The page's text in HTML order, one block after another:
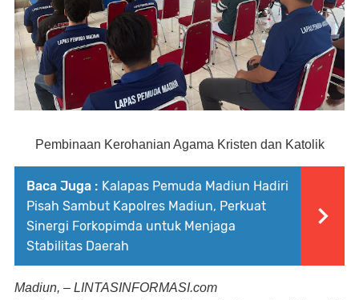
Pembinaan Kerohanian Agama Kristen dan Katolik
Baca Juga : Kalapas Pemuda Madiun Hadiri
Pisah Sambut Kapolres Madiun, Perkuat
Sinergi Forkopimda untuk Menjaga
Stabilitas Daerah
Madiun, – LINTASINFORMASI.com